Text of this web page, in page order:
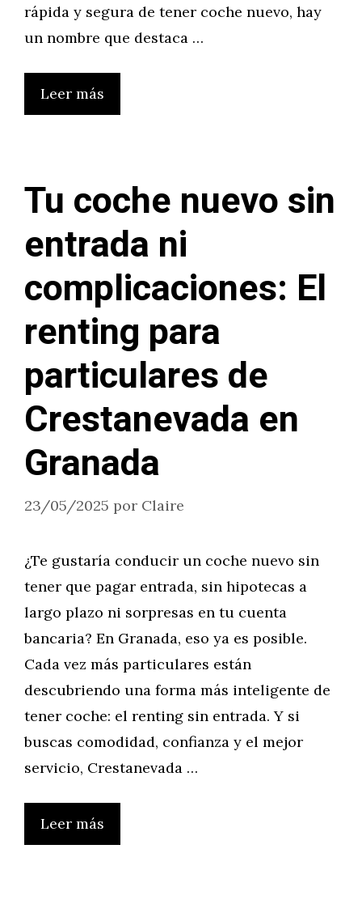
rápida y segura de tener coche nuevo, hay
un nombre que destaca …
Leer más
Tu coche nuevo sin
entrada ni
complicaciones: El
renting para
particulares de
Crestanevada en
Granada
23/05/2025 por Claire
¿Te gustaría conducir un coche nuevo sin
tener que pagar entrada, sin hipotecas a
largo plazo ni sorpresas en tu cuenta
bancaria? En Granada, eso ya es posible.
Cada vez más particulares están
descubriendo una forma más inteligente de
tener coche: el renting sin entrada. Y si
buscas comodidad, confianza y el mejor
servicio, Crestanevada …
Leer más